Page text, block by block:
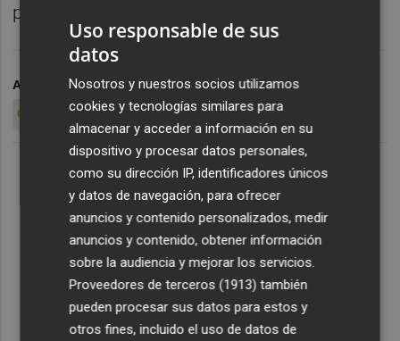
para hacer el segundo", sentenciaba.
ARCHIVADO EN MANOLO DÍAZ
HÉRCULES CF
ORIHUELA CF
Uso responsable de sus
datos
Nosotros y nuestros socios utilizamos
cookies y tecnologías similares para
almacenar y acceder a información en su
dispositivo y procesar datos personales,
como su dirección IP, identificadores únicos
y datos de navegación, para ofrecer
anuncios y contenido personalizados, medir
anuncios y contenido, obtener información
sobre la audiencia y mejorar los servicios.
Proveedores de terceros (1913) también
pueden procesar sus datos para estos y
otros fines, incluido el uso de datos de